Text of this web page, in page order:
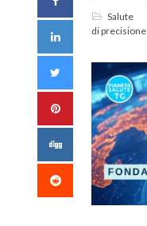
Salute
di precisione